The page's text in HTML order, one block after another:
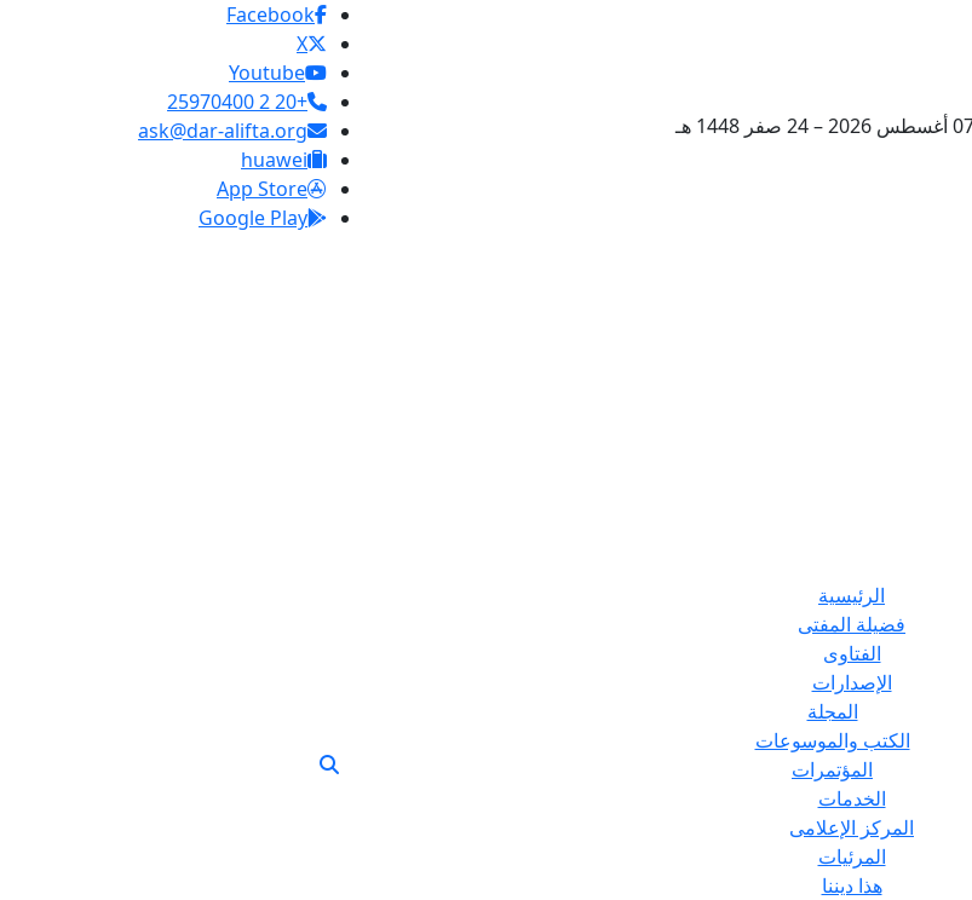
Facebook
X
Youtube
+20 2 25970400
ask@dar-alifta.org
huawei
App Store
Google Play
الرئيسية
فضيلة المفتى
الفتاوى
الإصدارات
المجلة
الكتب والموسوعات
المؤتمرات
الخدمات
المركز الإعلامى
المرئيات
هذا ديننا